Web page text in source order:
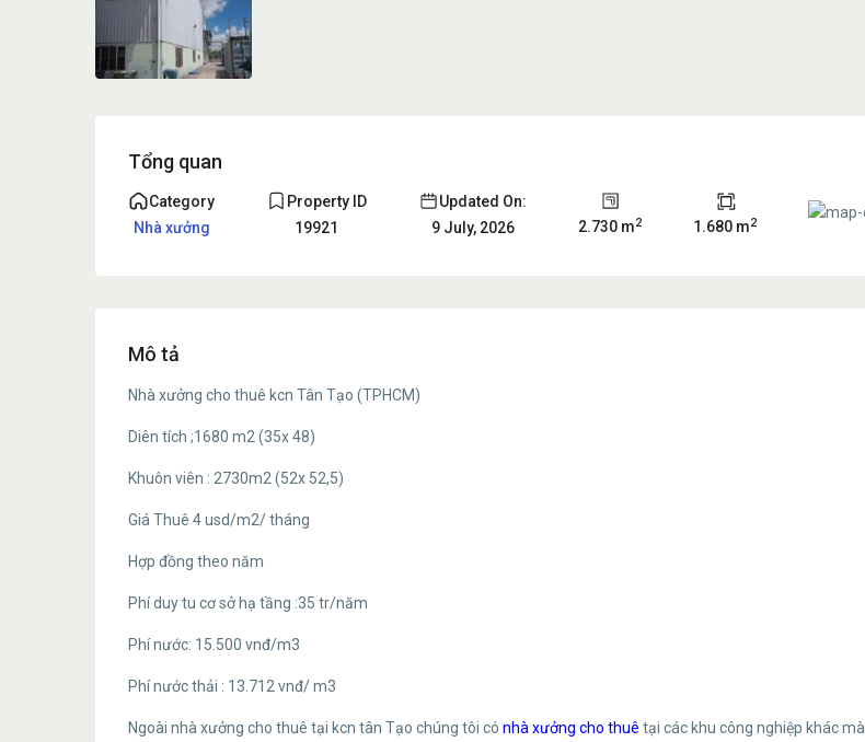
Tổng quan
Category
Nhà xưởng
Property ID
19921
Updated On:
9 July, 2026
2.730 m2 1.680 m2
Mô tả
Nhà xưởng cho thuê kcn Tân Tạo (TPHCM)
Diên tích ;1680 m2 (35x 48)
Khuôn viên : 2730m2 (52x 52,5)
Giá Thuê 4 usd/m2/ tháng
Hợp đồng theo năm
Phí duy tu cơ sở hạ tầng :35 tr/năm
Phí nước: 15.500 vnđ/m3
Phí nước thải : 13.712 vnđ/ m3
Ngoài nhà xưởng cho thuê tại kcn tân Tạo chúng tôi có nhà xưởng cho thuê tại các khu công nghiệp khác mà